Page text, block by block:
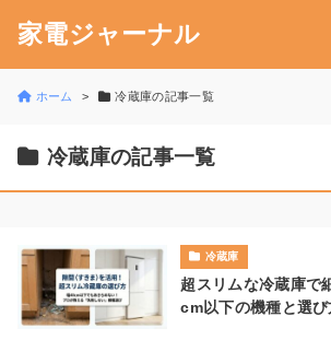
家電ジャーナル
ホーム 冷蔵庫の記事一覧
冷蔵庫の記事一覧
冷蔵庫
超スリムな冷蔵庫で
cm以下の機種と選び